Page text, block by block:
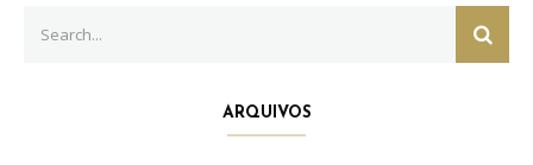
for:
ARQUIVOS